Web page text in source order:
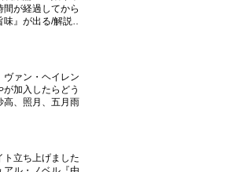
が経過してからの
味』が出る/解説
ァン・ヘイレンに
加入したらどうな
、照月、五月雨は
立ち上げました！